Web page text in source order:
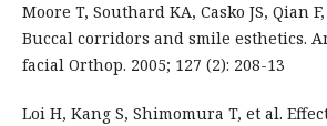
Moore T, Southard KA, Casko JS, Qian
Buccal corridors and smile esthetics.
facial Orthop. 2005; 127 (2): 208-13
Loi H, Kang S, Shimomura T, et al.